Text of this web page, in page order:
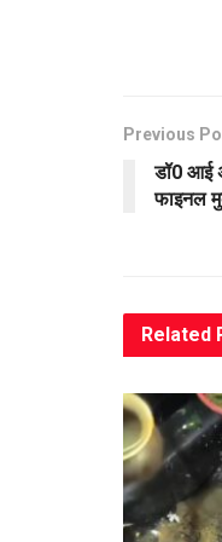
Previous
डॉ0 आई
फाइनल
Related